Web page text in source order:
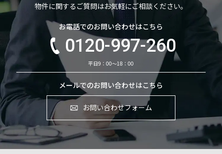
物件に関するご質問はお気軽にご相談ください。
お電話でのお問い合わせはこちら
0120-997-260
平日9：00～18：00
メールでのお問い合わせはこちら
お問い合わせフォーム